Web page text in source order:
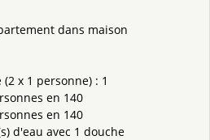
dans maison
(2 x 1 personne) : 1
en 140
en 140
d'eau avec 1 douche